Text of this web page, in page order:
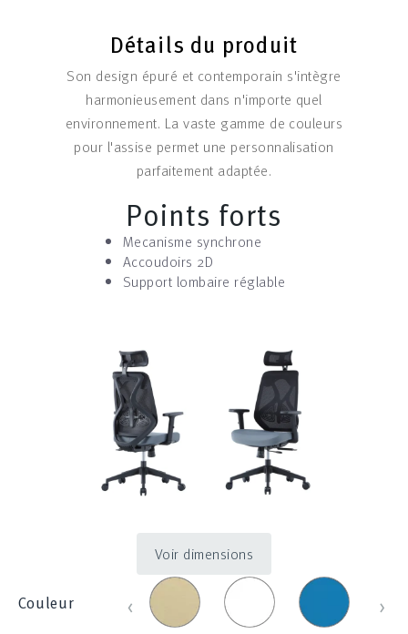
Détails du produit
Son design épuré et contemporain s'intègre
harmonieusement dans n'importe quel
environnement. La vaste gamme de couleurs
pour l'assise permet une personnalisation
parfaitement adaptée.
Points forts
Mecanisme synchrone
Accoudoirs 2D
Support lombaire réglable
Voir dimensions
Couleur
Beige
_
830
Blanc_100EBleu
_
1214
‹ ›